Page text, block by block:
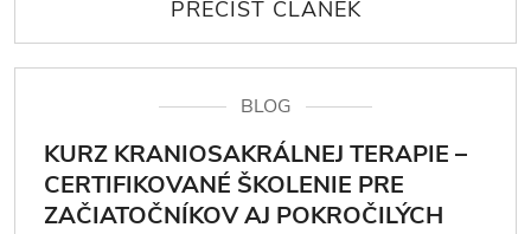
BLOG
KURZ KRANIOSAKRÁLNEJ TERAPIE –
CERTIFIKOVANÉ ŠKOLENIE PRE
ZAČIATOČNÍKOV AJ POKROČILÝCH